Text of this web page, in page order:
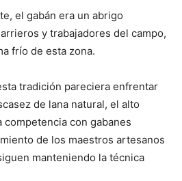
el gabán era un abrigo
y trabajadores del campo,
frío de esta zona.
tradición pareciera enfrentar
de lana natural, el alto
con gabanes
de los maestros artesanos
manteniendo la técnica